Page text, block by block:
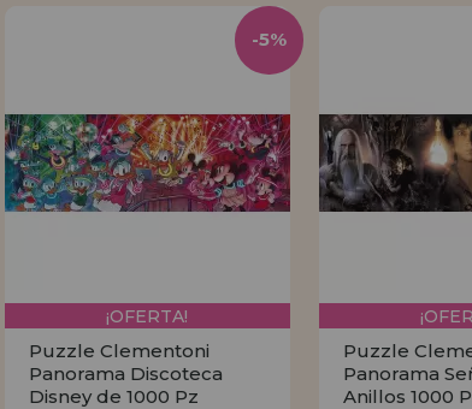
¡OFERTA!
Puzzle Clementoni
Panorama Discoteca
Disney de 1000 Pz
-5%
Puzzle
Panorama
Anillos 1000